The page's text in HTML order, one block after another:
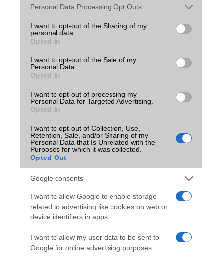
Please note that this website/app uses one or more Google
not limited to your visit or usage behaviour. You may click to
grant or deny consent to Google and its third-party tags to
use your data for below specified purposes in below Google
consent section.
Personal Data Processing Opt Outs
I want to opt-out of the Sharing of my
personal data.
Opted In
I want to opt-out of the Sale of my
Personal Data.
Opted In
I want to opt-out of processing my
Personal Data for Targeted Advertising.
Opted In
I want to opt-out of Collection, Use,
Retention, Sale, and/or Sharing of my
Personal Data that Is Unrelated with the
Purposes for which it was collected.
Opted Out
Google consents
I want to allow Google to enable storage
related to advertising like cookies on web or
device identifiers in apps.
I want to allow my user data to be sent to
Google for online advertising purposes.
Ez a rejtett Samsung funkció teljesen
sokan mégsem tudnak róla
2026.07.12
jelentősen felgyorsítja a mindennapi használatot,
miközben a Pixel telefonokból továbbra is hiányzik.
KAPCSOLÓDÓ HÍREK
Samsung előrehozza a One UI 8 fejlesztését – korábban
indulhat a frissítés
akkumulátor
One UI 8 beta elindult több 2024-es Galaxy modellen –
Samsung elkezdte kiadni az Android 16 frissítést Galaxy
készülékekre